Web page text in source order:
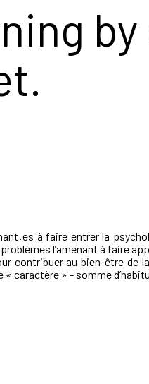
·es à faire entrer la
l’amenant à faire
contribuer au bien-être de
« caractère » - somme